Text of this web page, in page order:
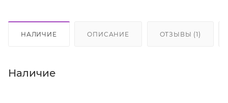
НАЛИЧИЕ ОПИСАНИЕ ОТЗЫВЫ (1)
Наличие